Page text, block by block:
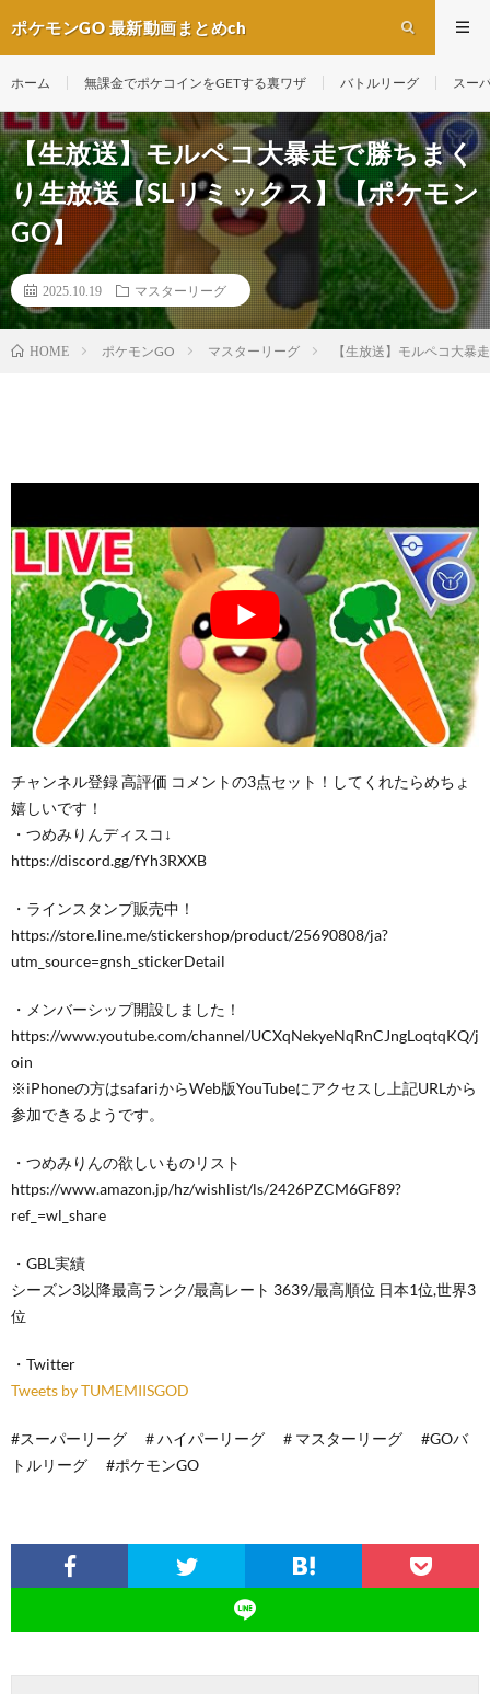
ポケモンGO 最新動画まとめch
ホーム 無課金でポケコインをGETする裏ワザ バトルリーグ スー
【生放送】モルペコ大暴走で勝ちまく
り生放送【SLリミックス】【ポケモン
GO】
2025.10.19 マスターリーグ
HOME ポケモンGO マスターリーグ 【生放送】モルペコ大暴
チャンネル登録 高評価 コメントの3点セット！してくれたらめちょ
嬉しいです！
・つめみりんディスコ↓
https://discord.gg/fYh3RXXB
・ラインスタンプ販売中！
https://store.line.me/stickershop/product/25690808/ja?
utm_source=gnsh_stickerDetail
・メンバーシップ開設しました！
https://www.youtube.com/channel/UCXqNekyeNqRnCJngLoqtqKQ/j
oin
※iPhoneの方はsafariからWeb版YouTubeにアクセスし上記URLから
参加できるようです。
・つめみりんの欲しいものリスト
https://www.amazon.jp/hz/wishlist/ls/2426PZCM6GF89?
ref_=wl_share
・GBL実績
シーズン3以降最高ランク/最高レート 3639/最高順位 日本1位,世界3
位
・Twitter
Tweets by TUMEMIISGOD
#スーパーリーグ ＃ハイパーリーグ ＃マスターリーグ #GOバ
トルリーグ #ポケモンGO